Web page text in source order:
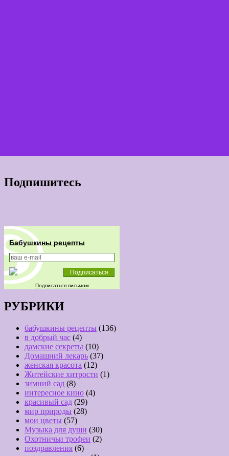
Подпишитесь
Бабушкины рецепты
Подписаться письмом
РУБРИКИ
бабушкины рецепты (136)
в добрый час (4)
дамские секреты (10)
Домашний лекарь (37)
женская красота (12)
Житейские хитрости (1)
зимний сад (8)
интересное кино (4)
красивый сад (29)
мир природы (28)
мои цветы (57)
Музыка для души (30)
Охотничьи трофеи (2)
поздравления (6)